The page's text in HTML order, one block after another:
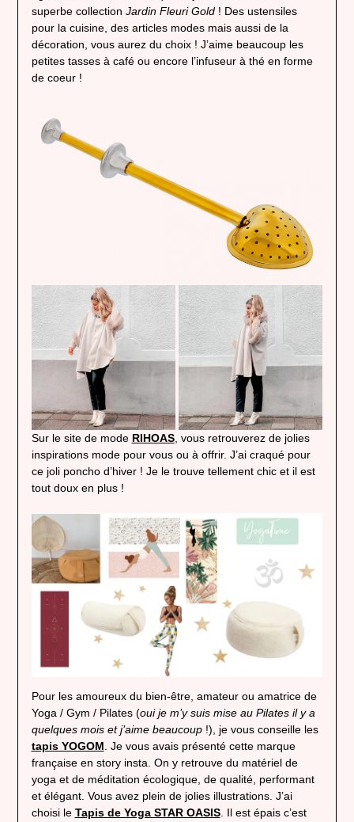
superbe collection Jardin Fleuri Gold! Des ustensiles
pour la cuisine, des articles modes mais aussi de la
décoration, vous aurez du choix ! J’aime beaucoup les
petites tasses à café ou encore l’infuseur à thé en forme
de coeur !
Sur le site de mode RIHOAS, vous retrouverez de jolies
inspirations mode pour vous ou à offrir. J’ai craqué pour
ce joli poncho d’hiver ! Je le trouve tellement chic et il est
tout doux en plus !
Pour les amoureux du bien-être, amateur ou amatrice de
Yoga / Gym / Pilates (oui je m’y suis mise au Pilates il y a
quelques mois et j’aime beaucoup!), je vous conseille les
tapis YOGOM . Je vous avais présenté cette marque
française en story insta. On y retrouve du matériel de
yoga et de méditation écologique, de qualité, performant
et élégant. Vous avez plein de jolies illustrations. J’ai
choisi le Tapis de Yoga STAR OASIS. Il est épais c’est